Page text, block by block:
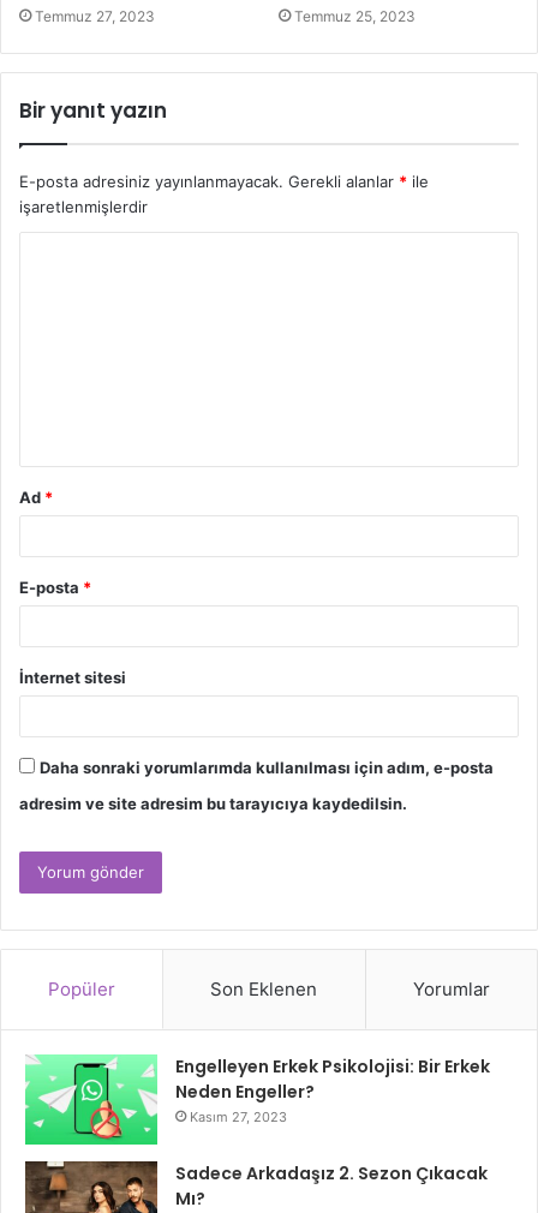
Temmuz 27, 2023 Temmuz 25, 2023
Bir yanıt yazın
E-posta adresiniz yayınlanmayacak. Gerekli alanlar * ile
işaretlenmişlerdir
Ad *
E-posta *
İnternet sitesi
Daha sonraki yorumlarımda kullanılması için adım, e-posta
adresim ve site adresim bu tarayıcıya kaydedilsin.
Popüler Son Eklenen Yorumlar
Engelleyen Erkek Psikolojisi: Bir Erkek
Neden Engeller?
Kasım 27, 2023
Sadece Arkadaşız 2. Sezon Çıkacak
Mı?